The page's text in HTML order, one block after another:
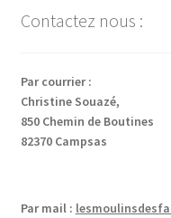
Contactez nous :
Par courrier :
Christine Souazé,
850 Chemin de Boutines
82370 Campsas
Par mail :